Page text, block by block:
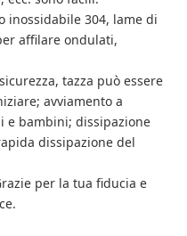
inossidabile 304, lame di
affilare ondulati,
tazza può essere
avviamento a
e bambini; dissipazione
dissipazione del
per la tua fiducia e